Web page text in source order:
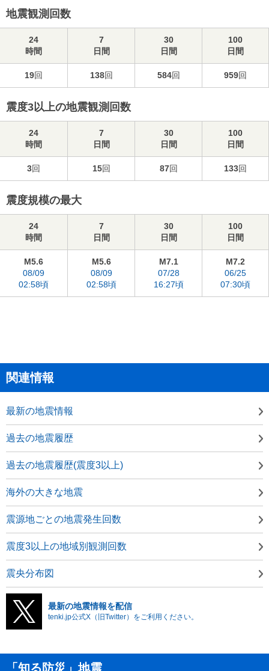
地震観測回数
24
時間
7
日間
30
日間
100
日間
19回 138回 584回 959回
震度3以上の地震観測回数
24
時間
7
日間
30
日間
100
日間
3回 15回 87回 133回
震度規模の最大
24
時間
7
日間
30
日間
100
日間
M5.6
08/09
02:58頃
M5.6
08/09
02:58頃
M7.1
07/28
16:27頃
M7.2
06/25
07:30頃
関連情報
最新の地震情報
過去の地震履歴
過去の地震履歴(震度3以上)
海外の大きな地震
震源地ごとの地震発生回数
震度3以上の地域別観測回数
震央分布図
最新の地震情報を配信
tenki.jp公式X（旧Twitter）をご利用ください。
「知る防災」地震